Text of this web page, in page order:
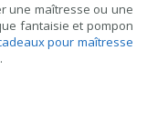
une maîtresse ou une
fantaisie et pompon
pour maîtresse